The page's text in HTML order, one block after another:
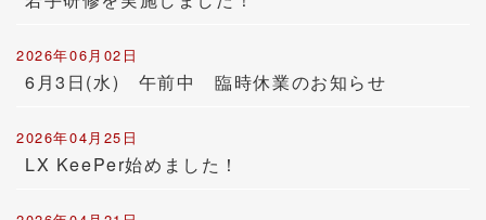
2026年06月02日
6月3日(水) 午前中 臨時休業のお知らせ
2026年04月25日
LX KeePer始めました！